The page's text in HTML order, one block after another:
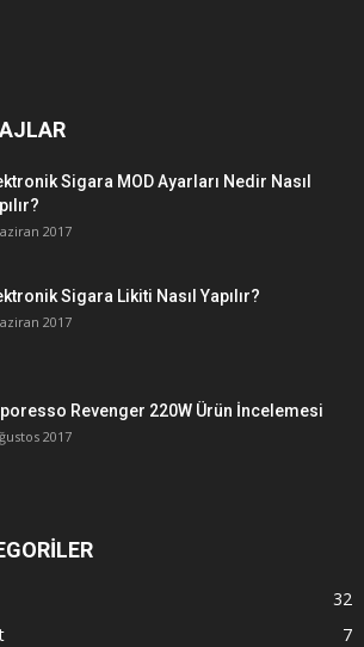
Sigara MOD Ayarları Nedir Nasıl
2017
Sigara Likiti Nasıl Yapılır?
2017
Revenger 220W Ürün İncelemesi
2017
32
7